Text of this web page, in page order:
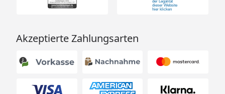
Akzeptierte Zahlungsarten